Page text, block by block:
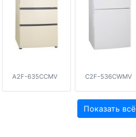
A2F-635CCMV C2F-536CWMV
Показать всё